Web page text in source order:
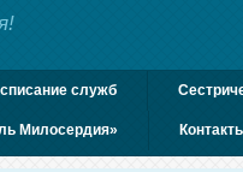
служб
Милосердия»